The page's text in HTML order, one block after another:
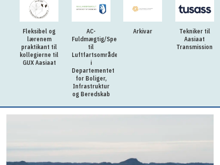
Fleksibel og
lærenem
praktikant til
kollegierne til
GUX Aasiaat
AC-
Fuldmægtig/Specialkonsulent
til
Luftfartsområdet
i
Departementet
for Boliger,
Infrastruktur
og Beredskab
Arkivar
Tekniker til
Aasiaat
Transmission